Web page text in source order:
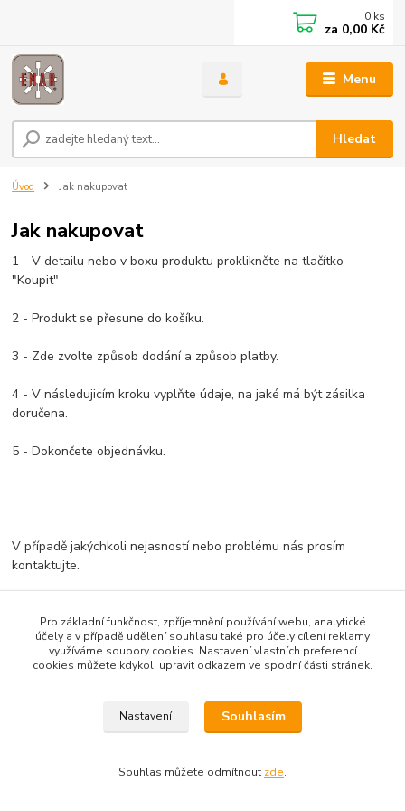
Menu
Hledat
0 ks
za 0,00 Kč
Úvod Jak nakupovat
Jak nakupovat
1 - V detailu nebo v boxu produktu proklikněte na tlačítko
"Koupit"
2 - Produkt se přesune do košíku.
3 - Zde zvolte způsob dodání a způsob platby.
4 - V následujicím kroku vyplňte údaje, na jaké má být zásilka
doručena.
5 - Dokončete objednávku.
V případě jakýchkoli nejasností nebo problému nás prosím
kontaktujte.
Vytvořeno na Eshop-rychle.cz
Pro základní funkčnost, zpříjemnění používání webu, analytické
účely a v případě udělení souhlasu také pro účely cílení reklamy
využíváme soubory cookies. Nastavení vlastních preferencí
cookies můžete kdykoli upravit odkazem ve spodní části stránek.
Nastavení Souhlasím
Souhlas můžete odmítnout zde.